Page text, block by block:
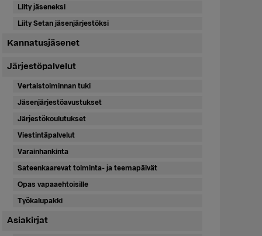
Liity jäseneksi
Liity Setan jäsenjärjestöksi
Kannatusjäsenet
Järjestöpalvelut
Vertaistoiminnan tuki
Jäsenjärjestöavustukset
Järjestökoulutukset
Viestintäpalvelut
Varainhankinta
Sateenkaarevat toiminta- ja teemapäivät
Opas vapaaehtoisille
Työkalupakki
Asiakirjat